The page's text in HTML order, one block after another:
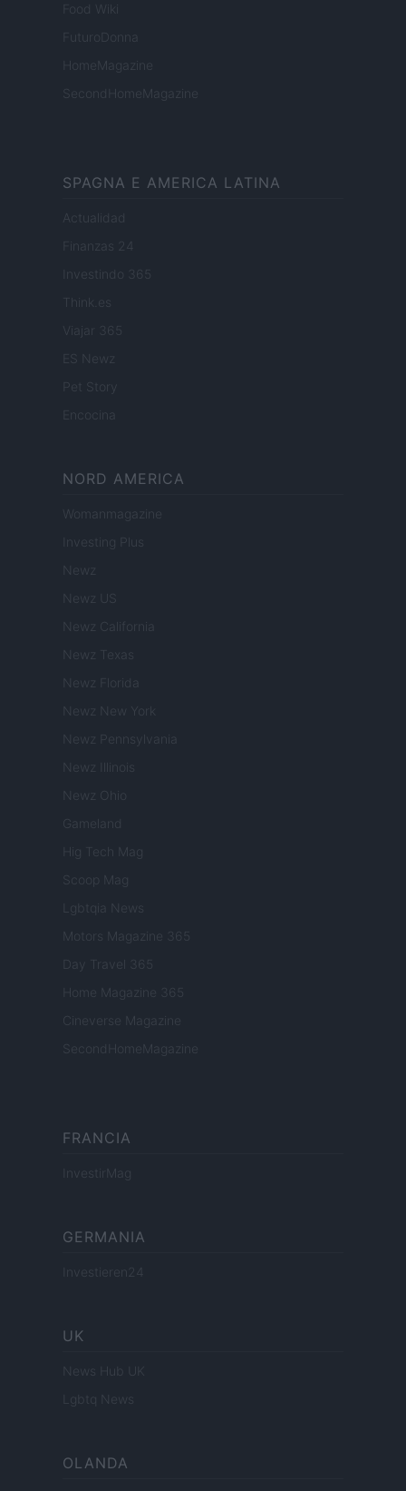
Food Wiki
FuturoDonna
HomeMagazine
SecondHomeMagazine
SPAGNA E AMERICA LATINA
Actualidad
Finanzas 24
Investindo 365
Think.es
Viajar 365
ES Newz
Encocina
NORD AMERICA
Womanmagazine
Investing Plus
Newz
Newz US
Newz California
Newz Texas
Newz Florida
Newz New York
Newz Pennsylvania
Newz Illinois
Newz Ohio
Gameland
Hig Tech Mag
Scoop Mag
Lgbtqia News
Motors Magazine 365
Day Travel 365
Home Magazine 365
Cineverse Magazine
SecondHomeMagazine
FRANCIA
InvestirMag
GERMANIA
Investieren24
UK
News Hub UK
Lgbtq News
OLANDA